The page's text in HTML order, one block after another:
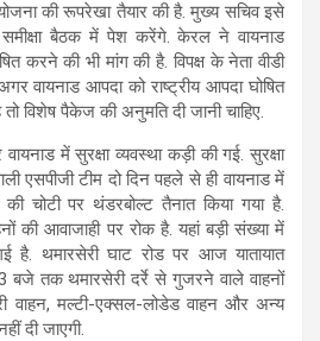
की रूपरेखा तैयार की है. मुख्य सचिव इसे
समीक्षा बैठक में पेश करेंगे. केरल ने वायनाड
करने की भी मांग की है. विपक्ष के नेता वीडी
वायनाड आपदा को राष्ट्रीय आपदा घोषित
विशेष पैकेज की अनुमति दी जानी चाहिए.
में सुरक्षा व्यवस्था कड़ी की गई. सुरक्षा
एसपीजी टीम दो दिन पहले से ही वायनाड में
चोटी पर थंडरबोल्ट तैनात किया गया है.
की आवाजाही पर रोक है. यहां बड़ी संख्या में
है. थमारसेरी घाट रोड पर आज यातायात
3 बजे तक थमारसेरी दर्रे से गुजरने वाले वाहनों
वाहन, मल्टी-एक्सल-लोडेड वाहन और अन्य
दी जाएगी.